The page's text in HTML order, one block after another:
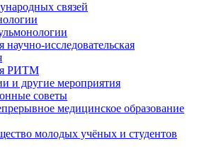
связей
научно-исследовательская
РИТМ
и другие мероприятия
советы
медицинское образование
молодых учёных и студентов